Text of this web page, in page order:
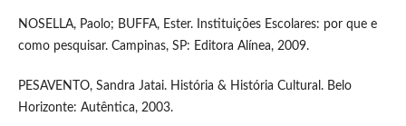
NOSELLA, Paolo; BUFFA, Ester. Instituições Escolares: por que e
como pesquisar. Campinas, SP: Editora Alínea, 2009.
PESAVENTO, Sandra Jatai. História & História Cultural. Belo
Horizonte: Autêntica, 2003.